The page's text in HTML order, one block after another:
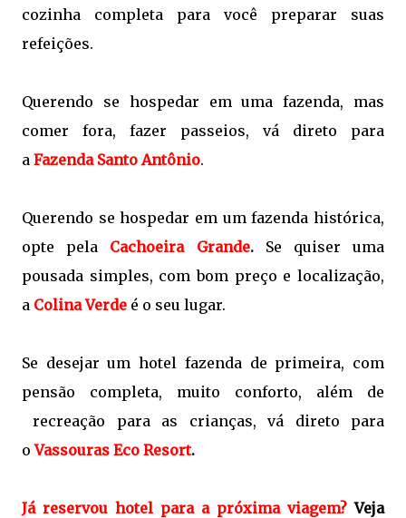
cozinha completa para você preparar suas
refeições.
Querendo se hospedar em uma fazenda, mas
comer fora, fazer passeios, vá direto para
a Fazenda Santo Antônio.
Querendo se hospedar em um fazenda histórica,
opte pela Cachoeira Grande. Se quiser uma
pousada simples, com bom preço e localização,
a Colina Verde é o seu lugar.
Se desejar um hotel fazenda de primeira, com
pensão completa, muito conforto, além de
recreação para as crianças, vá direto para
oVassouras Eco Resort.
Já reservou hotel para a próxima viagem?Veja